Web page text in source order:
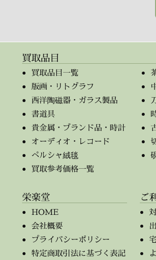
買取品目
買取品目一覧
版画・リトグラフ
西洋陶磁器・ガラス製品
書道具
貴金属・ブランド品・時計
オーディオ・レコード
ペルシャ絨毯
買取参考価格一覧
栄楽堂
HOME
会社概要
プライバシーポリシー
特定商取引法に基づく表記
ご